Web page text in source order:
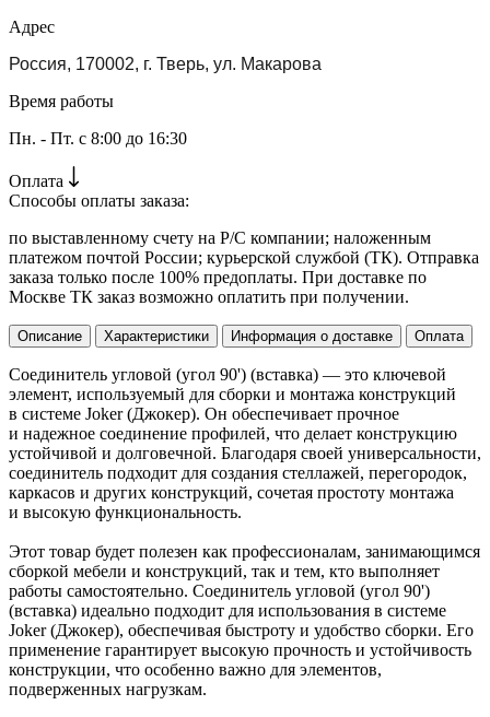
Адрес
Россия, 170002, г. Тверь, ул. Макарова
Время работы
Пн. - Пт. с 8:00 до 16:30
Оплата
Способы оплаты заказа:
по выставленному счету на Р/С компании; наложенным
платежом почтой России; курьерской службой (ТК). Отправка
заказа только после 100% предоплаты. При доставке по
Москве ТК заказ возможно оплатить при получении.
Описание Характеристики Информация о доставке Оплата
Соединитель угловой (угол 90') (вставка) — это ключевой
элемент, используемый для сборки и монтажа конструкций
в системе Joker (Джокер). Он обеспечивает прочное
и надежное соединение профилей, что делает конструкцию
устойчивой и долговечной. Благодаря своей универсальности,
соединитель подходит для создания стеллажей, перегородок,
каркасов и других конструкций, сочетая простоту монтажа
и высокую функциональность.
Этот товар будет полезен как профессионалам, занимающимся
сборкой мебели и конструкций, так и тем, кто выполняет
работы самостоятельно. Соединитель угловой (угол 90')
(вставка) идеально подходит для использования в системе
Joker (Джокер), обеспечивая быстроту и удобство сборки. Его
применение гарантирует высокую прочность и устойчивость
конструкции, что особенно важно для элементов,
подверженных нагрузкам.